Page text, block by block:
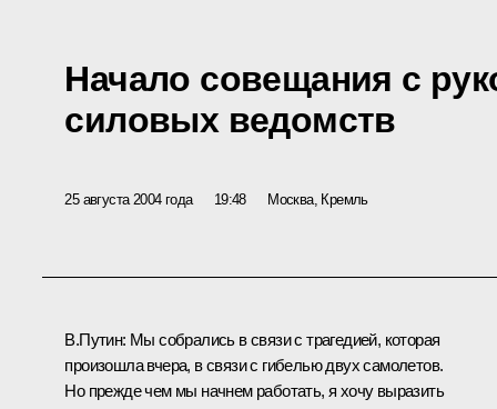
Начало совещания с
силовых ведомств
25 августа 2004 года 19:48 Москва, Кремль
В.Путин: Мы собрались в связи с трагедией, которая
произошла вчера, в связи с гибелью двух самолетов.
Но прежде чем мы начнем работать, я хочу выразить